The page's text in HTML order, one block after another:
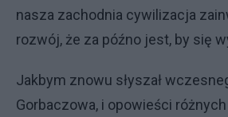
nasza zachodnia cywilizacja
rozwój, że za późno jest, by się
Jakbym znowu słyszał
Gorbaczowa, i opowieści